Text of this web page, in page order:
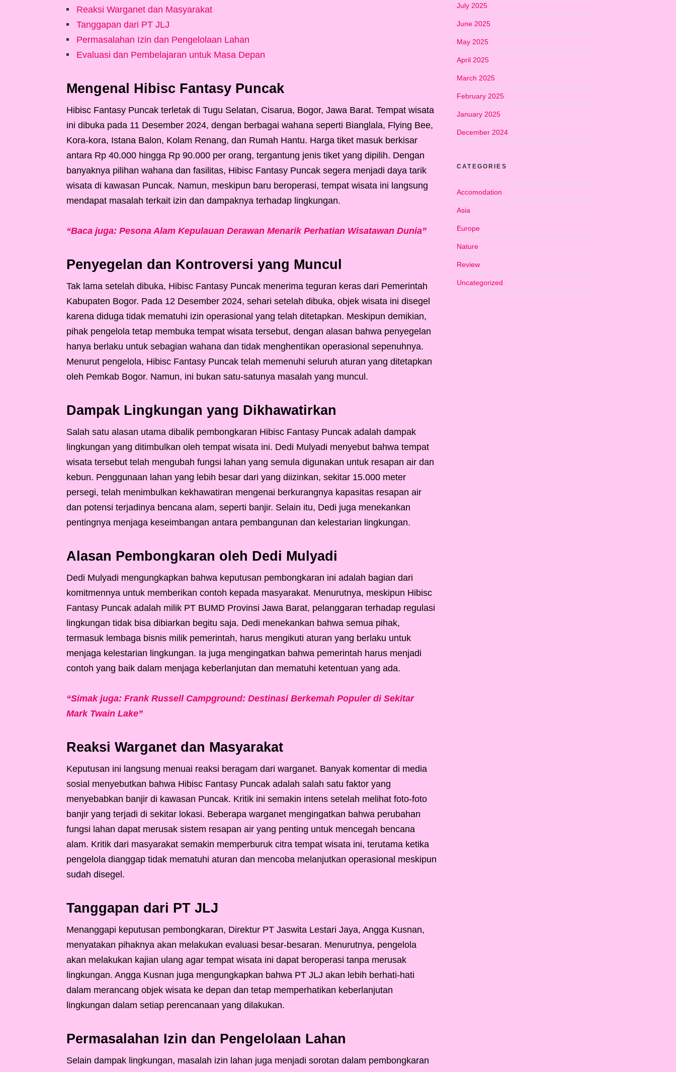
Reaksi Warganet dan Masyarakat
Tanggapan dari PT JLJ
Permasalahan Izin dan Pengelolaan Lahan
Evaluasi dan Pembelajaran untuk Masa Depan
Mengenal Hibisc Fantasy Puncak
Hibisc Fantasy Puncak terletak di Tugu Selatan, Cisarua, Bogor, Jawa Barat. Tempat wisata
ini dibuka pada 11 Desember 2024, dengan berbagai wahana seperti Bianglala, Flying Bee,
Kora-kora, Istana Balon, Kolam Renang, dan Rumah Hantu. Harga tiket masuk berkisar
antara Rp 40.000 hingga Rp 90.000 per orang, tergantung jenis tiket yang dipilih. Dengan
banyaknya pilihan wahana dan fasilitas, Hibisc Fantasy Puncak segera menjadi daya tarik
wisata di kawasan Puncak. Namun, meskipun baru beroperasi, tempat wisata ini langsung
mendapat masalah terkait izin dan dampaknya terhadap lingkungan.
“Baca juga: Pesona Alam Kepulauan Derawan Menarik Perhatian Wisatawan Dunia”
Penyegelan dan Kontroversi yang Muncul
Tak lama setelah dibuka, Hibisc Fantasy Puncak menerima teguran keras dari Pemerintah
Kabupaten Bogor. Pada 12 Desember 2024, sehari setelah dibuka, objek wisata ini disegel
karena diduga tidak mematuhi izin operasional yang telah ditetapkan. Meskipun demikian,
pihak pengelola tetap membuka tempat wisata tersebut, dengan alasan bahwa penyegelan
hanya berlaku untuk sebagian wahana dan tidak menghentikan operasional sepenuhnya.
Menurut pengelola, Hibisc Fantasy Puncak telah memenuhi seluruh aturan yang ditetapkan
oleh Pemkab Bogor. Namun, ini bukan satu-satunya masalah yang muncul.
Dampak Lingkungan yang Dikhawatirkan
Salah satu alasan utama dibalik pembongkaran Hibisc Fantasy Puncak adalah dampak
lingkungan yang ditimbulkan oleh tempat wisata ini. Dedi Mulyadi menyebut bahwa tempat
wisata tersebut telah mengubah fungsi lahan yang semula digunakan untuk resapan air dan
kebun. Penggunaan lahan yang lebih besar dari yang diizinkan, sekitar 15.000 meter
persegi, telah menimbulkan kekhawatiran mengenai berkurangnya kapasitas resapan air
dan potensi terjadinya bencana alam, seperti banjir. Selain itu, Dedi juga menekankan
pentingnya menjaga keseimbangan antara pembangunan dan kelestarian lingkungan.
Alasan Pembongkaran oleh Dedi Mulyadi
Dedi Mulyadi mengungkapkan bahwa keputusan pembongkaran ini adalah bagian dari
komitmennya untuk memberikan contoh kepada masyarakat. Menurutnya, meskipun Hibisc
Fantasy Puncak adalah milik PT BUMD Provinsi Jawa Barat, pelanggaran terhadap regulasi
lingkungan tidak bisa dibiarkan begitu saja. Dedi menekankan bahwa semua pihak,
termasuk lembaga bisnis milik pemerintah, harus mengikuti aturan yang berlaku untuk
menjaga kelestarian lingkungan. Ia juga mengingatkan bahwa pemerintah harus menjadi
contoh yang baik dalam menjaga keberlanjutan dan mematuhi ketentuan yang ada.
“Simak juga: Frank Russell Campground: Destinasi Berkemah Populer di Sekitar
Mark Twain Lake”
Reaksi Warganet dan Masyarakat
Keputusan ini langsung menuai reaksi beragam dari warganet. Banyak komentar di media
sosial menyebutkan bahwa Hibisc Fantasy Puncak adalah salah satu faktor yang
menyebabkan banjir di kawasan Puncak. Kritik ini semakin intens setelah melihat foto-foto
banjir yang terjadi di sekitar lokasi. Beberapa warganet mengingatkan bahwa perubahan
fungsi lahan dapat merusak sistem resapan air yang penting untuk mencegah bencana
alam. Kritik dari masyarakat semakin memperburuk citra tempat wisata ini, terutama ketika
pengelola dianggap tidak mematuhi aturan dan mencoba melanjutkan operasional meskipun
sudah disegel.
Tanggapan dari PT JLJ
Menanggapi keputusan pembongkaran, Direktur PT Jaswita Lestari Jaya, Angga Kusnan,
menyatakan pihaknya akan melakukan evaluasi besar-besaran. Menurutnya, pengelola
akan melakukan kajian ulang agar tempat wisata ini dapat beroperasi tanpa merusak
lingkungan. Angga Kusnan juga mengungkapkan bahwa PT JLJ akan lebih berhati-hati
dalam merancang objek wisata ke depan dan tetap memperhatikan keberlanjutan
lingkungan dalam setiap perencanaan yang dilakukan.
Permasalahan Izin dan Pengelolaan Lahan
Selain dampak lingkungan, masalah izin lahan juga menjadi sorotan dalam pembongkaran
July 2025
June 2025
May 2025
April 2025
March 2025
February 2025
January 2025
December 2024
CATEGORIES
Accomodation
Asia
Europe
Nature
Review
Uncategorized